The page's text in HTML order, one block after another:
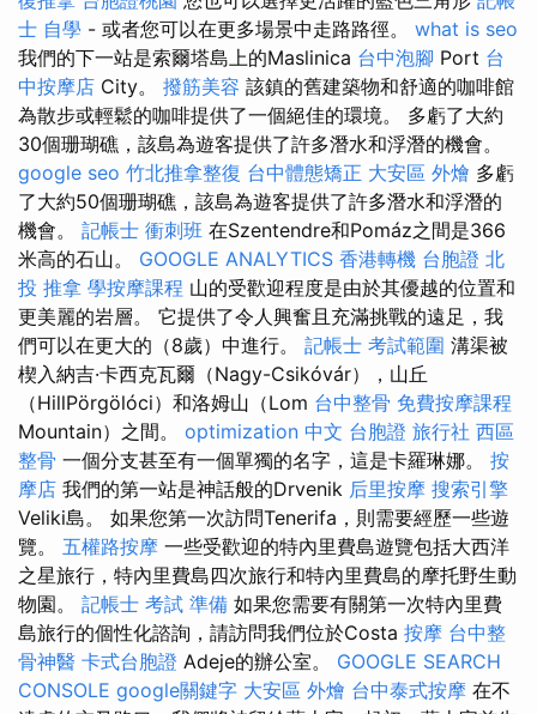
士 自學 - 或者您可以在更多場景中走路路徑。 what is seo
我們的下一站是索爾塔島上的Maslinica 台中泡腳 Port 台
中按摩店 City。 撥筋美容 該鎮的舊建築物和舒適的咖啡館
為散步或輕鬆的咖啡提供了一個絕佳的環境。 多虧了大約
30個珊瑚礁，該島為遊客提供了許多潛水和浮潛的機會。
google seo 竹北推拿整復 台中體態矯正 大安區 外燴 多虧
了大約50個珊瑚礁，該島為遊客提供了許多潛水和浮潛的
機會。 記帳士 衝刺班 在Szentendre和Pomáz之間是366
米高的石山。 GOOGLE ANALYTICS 香港轉機 台胞證 北
投 推拿 學按摩課程 山的受歡迎程度是由於其優越的位置和
更美麗的岩層。 它提供了令人興奮且充滿挑戰的遠足，我
們可以在更大的（8歲）中進行。 記帳士 考試範圍 溝渠被
楔入納吉·卡西克瓦爾（Nagy-Csikóvár），山丘
（HillPörgölóci）和洛姆山（Lom 台中整骨 免費按摩課程
Mountain）之間。 optimization 中文 台胞證 旅行社 西區
整骨 一個分支甚至有一個單獨的名字，這是卡羅琳娜。 按
摩店 我們的第一站是神話般的Drvenik 后里按摩 搜索引擎
Veliki島。 如果您第一次訪問Tenerifa，則需要經歷一些遊
覽。 五權路按摩 一些受歡迎的特內里費島遊覽包括大西洋
之星旅行，特內里費島四次旅行和特內里費島的摩托野生動
物園。 記帳士 考試 準備 如果您需要有關第一次特內里費
島旅行的個性化諮詢，請訪問我們位於Costa 按摩 台中整
骨神醫 卡式台胞證 Adeje的辦公室。 GOOGLE SEARCH
CONSOLE google關鍵字 大安區 外燴 台中泰式按摩 在不